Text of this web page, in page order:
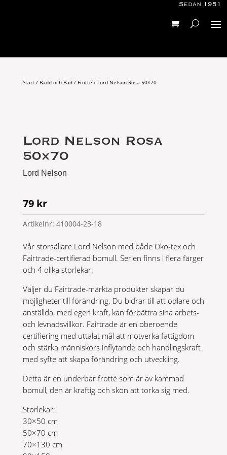
Sedan 1951
Start/ Bädd och Bad/ Frotté / Lord Nelson Rosa 50×70
Lord Nelson Rosa
50×70
Lord Nelson
79 kr
Artikelnr: 410004-23-18
Vår storsäljare Lord Nelson med både Öko-tex och
Fairtrade-certifierad bomull. Serien finns i flera färger
och 4 olika storlekar.
Väljer du Fairtrade-märkta produkter skapar du
möjligheter till förändring. Du bidrar till att odlare och
anställda, med egen kraft, kan förbättra sina arbets-
och levnadsvillkor. Fairtrade är en oberoende
certifiering med uttalat mål att motverka fattigdom
och stärka människors inflytande och handlingskraft
med syfte att skapa förändring och utveckling.
Detta är en underbar frotté som är av kammad
bomull, den är kraftig och skön att torka sig med.
Storlekar:
30×50 cm
50×70 cm
70×130 cm